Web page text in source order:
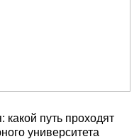
путь проходят
университета